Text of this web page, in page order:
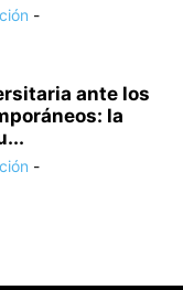
-
ante los
la
-